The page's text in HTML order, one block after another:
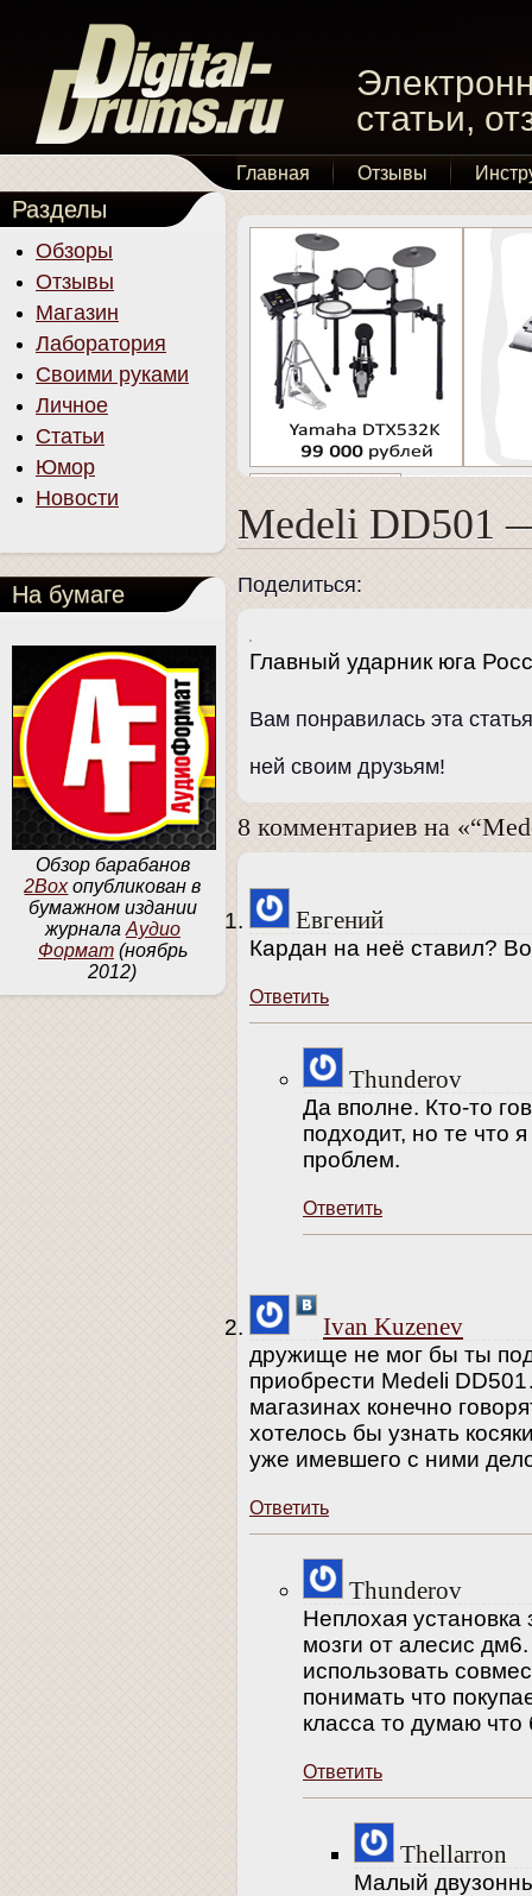
статьи,
Главная Отзывы
Medeli DD501
Поделиться:
Главный ударник юга
Вам понравилась эта
ней своим друзьям!
8 комментариев на
Евгений
Кардан на неё ставил?
Ответить
Thunderov
Да вполне. Кто-то
подходит, но те что
проблем.
Ответить
Ivan Kuzenev
дружище не мог бы ты
приобрести Medeli
магазинах конечно
хотелось бы узнать
уже имевшего с ними
Ответить
Thunderov
Неплохая установка
мозги от алесис
использовать
понимать что
класса то думаю что
Ответить
Thellarron
Малый
Разделы
Обзоры
Отзывы
Магазин
Лаборатория
Своими руками
Личное
Статьи
Юмор
Новости
На бумаге
Обзор барабанов
2Boxопубликован в
бумажном издании
журнала Аудио
Формат (ноябрь
2012)